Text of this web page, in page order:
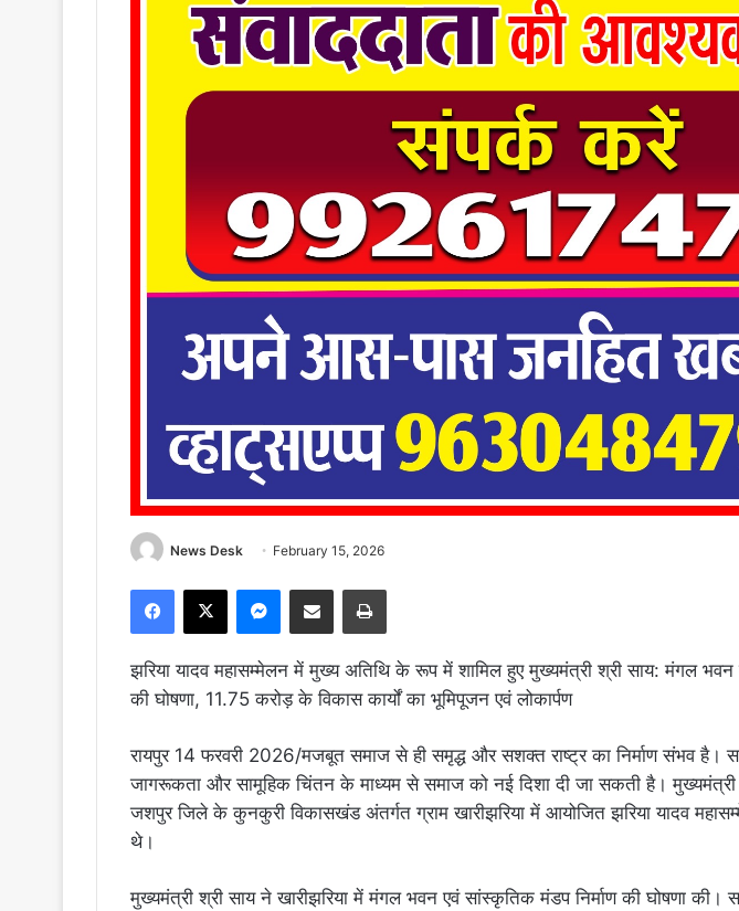
News Desk February 15, 2026
Facebook
X Messenger
Share via Email Print
झरिया यादव महासम्मेलन में मुख्य अतिथि के रूप में शामिल हुए मुख्यमंत्री श्री साय: मंगल भवन
की घोषणा, 11.75 करोड़ के विकास कार्यों का भूमिपूजन एवं लोकार्पण
रायपुर 14 फरवरी 2026/मजबूत समाज से ही समृद्ध और सशक्त राष्ट्र का निर्माण संभव है।
जागरूकता और सामूहिक चिंतन के माध्यम से समाज को नई दिशा दी जा सकती है।
जशपुर जिले के कुनकुरी विकासखंड अंतर्गत ग्राम खारीझरिया में आयोजित झरिया यादव
थे।
मुख्यमंत्री श्री साय ने खारीझरिया में मंगल भवन एवं सांस्कृतिक मंडप निर्माण की घोषणा की।